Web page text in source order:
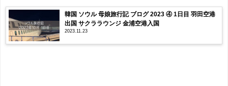
韓国 ソウル 母娘旅行記 ブログ 2023 ④ 1日目 羽田空港
出国 サクララウンジ 金浦空港入国
2023.11.23